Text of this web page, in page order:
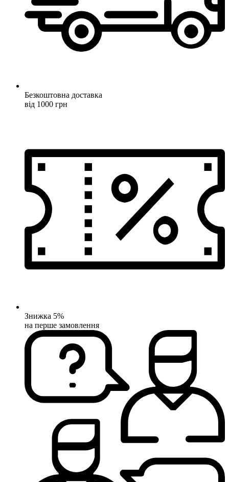
Безкоштовна доставка
від 1000 грн
Знижка 5%
на перше замовлення